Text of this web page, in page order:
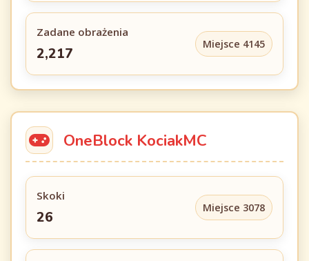
Zadane obrażenia
2,217
Miejsce 4145
OneBlock KociakMC
Skoki
26
Miejsce 3078